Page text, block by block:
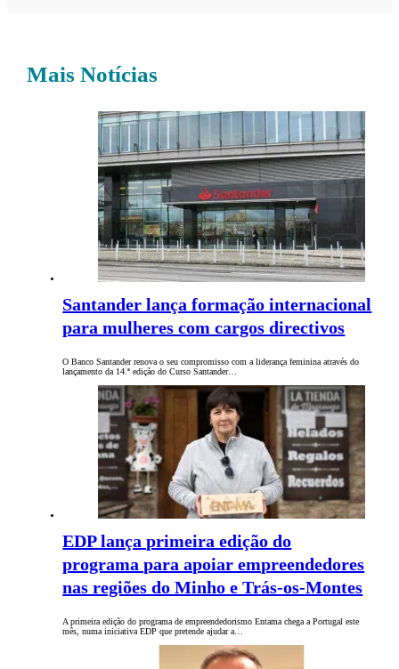
Mais Notícias
Santander lança formação internacional
para mulheres com cargos directivos
O Banco Santander renova o seu compromisso com a liderança feminina através do
lançamento da 14.ª edição do Curso Santander…
EDP lança primeira edição do
programa para apoiar empreendedores
nas regiões do Minho e Trás-os-Montes
A primeira edição do programa de empreendedorismo Entama chega a Portugal este
mês, numa iniciativa EDP que pretende ajudar a…